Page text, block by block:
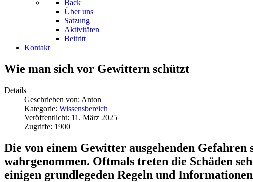
Back
Über uns
Satzung
Aktivitäten
Beitritt
Kontakt
Wie man sich vor Gewittern schützt
Details
Geschrieben von: Anton
Kategorie: Wissensbereich
Veröffentlicht: 11. März 2025
Zugriffe: 1900
Die von einem Gewitter ausgehenden
wahrgenommen. Oftmals treten die Schäden
einigen grundlegeden Regeln und